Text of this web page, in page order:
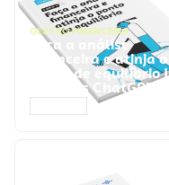
GESTÃO FINANCEIRA
Faça a análise
financeira e atinja o
ponto de equilíbrio |
Prompts ChatGPT